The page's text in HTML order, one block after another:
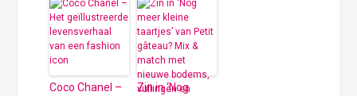
Coco Chanel –
Zin in ‘Nog